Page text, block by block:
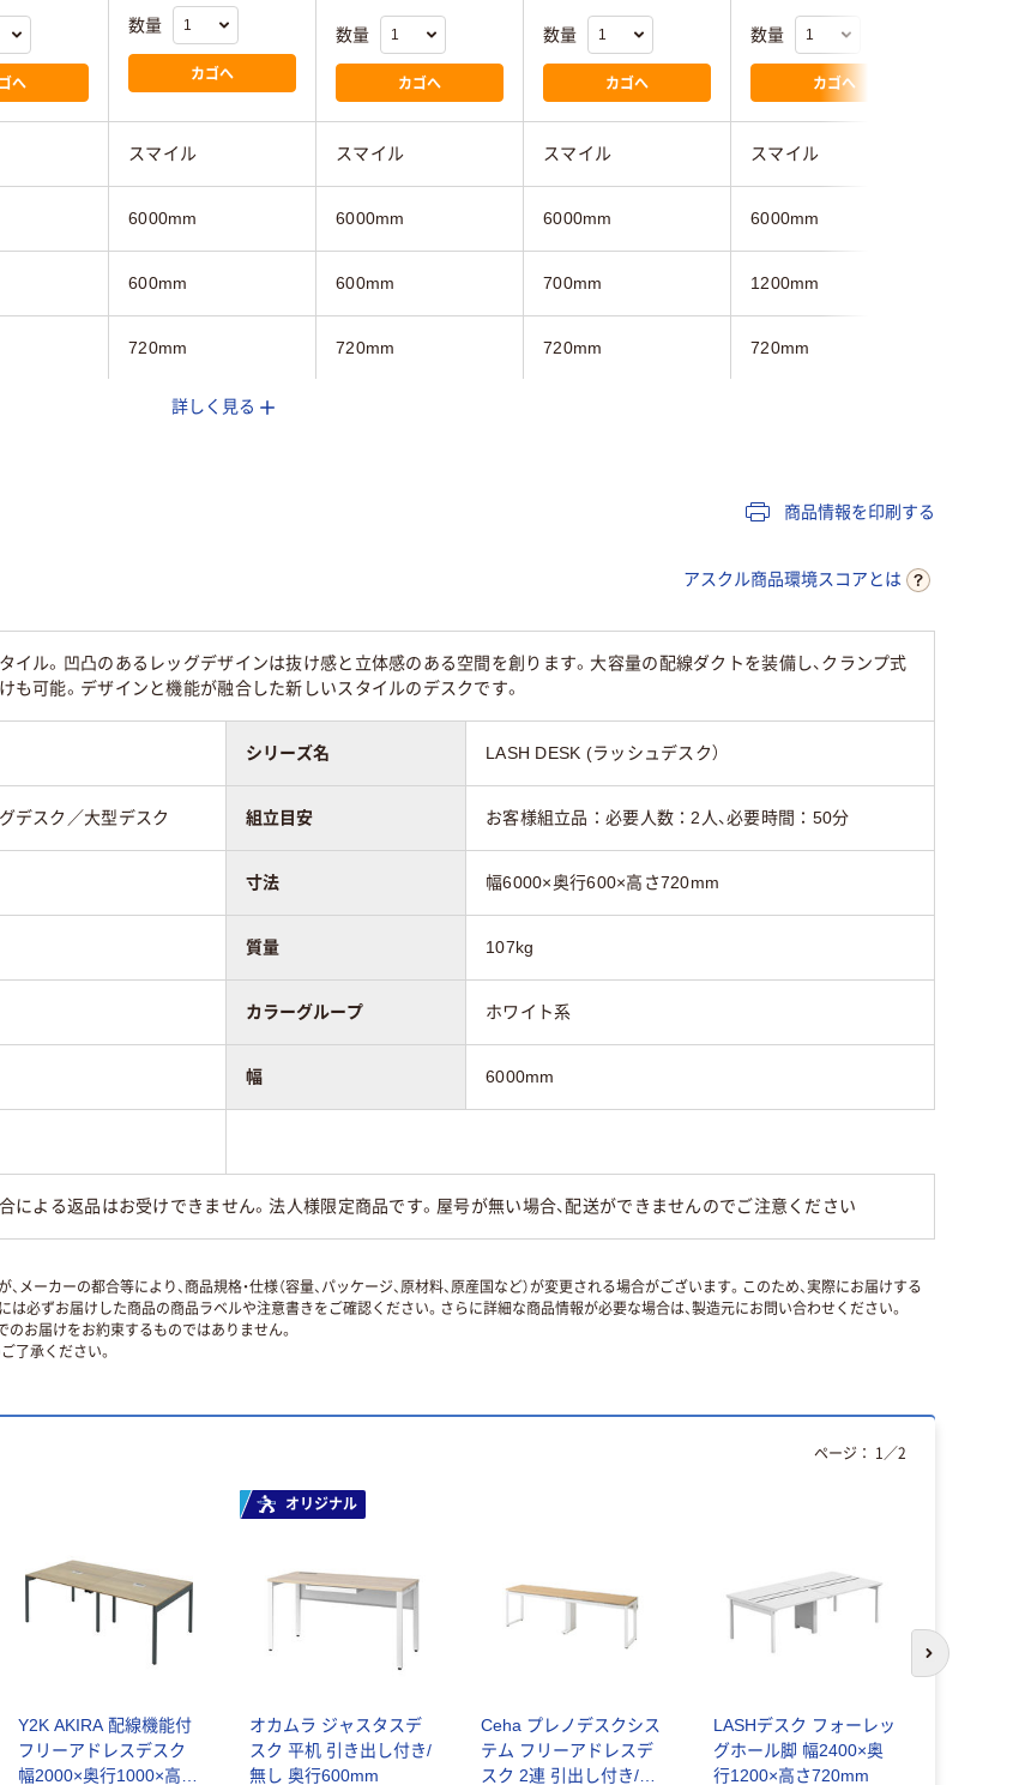
へ
数量
カゴへ
数量
カゴへ
数量
カゴへ
数量
カゴへ
スマイル スマイル スマイル スマイル
6000mm 6000mm 6000mm 6000mm
600mm 600mm 700mm 1200mm
720mm 720mm 720mm 720mm
ダーク木目系
詳しく見る
商品情報を印刷する
アスクル商品環境スコアとは
イル。凹凸のあるレッグデザインは抜け感と立体感のある空間を創ります。大容量の配線ダクトを装備し、クランプ式
も可能。デザインと機能が融合した新しいスタイルのデスクです。
シリーズ名 LASH DESK (ラッシュデスク）
デスク／大型デスク 組立目安 お客様組立品：必要人数：2人、必要時間：50分
寸法 幅6000×奥行600×高さ720mm
質量 107kg
カラーグループ ホワイト系
幅 6000mm
合による返品はお受けできません。法人様限定商品です。屋号が無い場合、配送ができませんのでご注意ください
ーカーの都合等により、商品規格・仕様（容量、パッケージ、原材料、原産国など）が変更される場合がございます。このため、実際にお届けする
必ずお届けした商品の商品ラベルや注意書きをご確認ください。さらに詳細な商品情報が必要な場合は、製造元にお問い合わせください。
のお届けをお約束するものではありません。
了承ください。
Y2K AKIRA 配線機能付
フリーアドレスデスク
幅2000×奥行1000×高さ
オリジナル
オカムラ ジャスタスデ
スク 平机 引き出し付き/
無し 奥行600mm
Ceha プレノデスクシス
テム フリーアドレスデ
スク 2連 引出し付き/無
LASHデスク フォーレッ
グホール脚 幅2400×奥
行1200×高さ720mm
ページ： 1 ／2
次のスライド